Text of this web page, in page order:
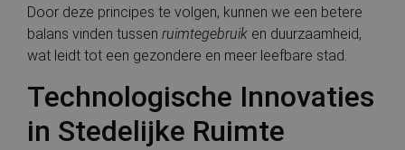
Door deze principes te volgen, kunnen we een betere
balans vinden tussen ruimtegebruik en duurzaamheid,
wat leidt tot een gezondere en meer leefbare stad.
Technologische Innovaties
in Stedelijke Ruimte